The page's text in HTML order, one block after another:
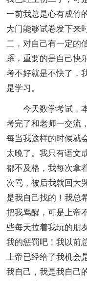
一前我总是心有成竹
大门能够试卷发下来
二，对自己有一定的
系，重要的是自己快
考不好就是不快了，
是学习。
今天数学考试，本
考完了和老师一交流
每当我这样的时候就
太晚了。我只有语文
都不及格，我每次拿
次骂，被后我就回大
是我自己找的！我总
把我骂醒，可是上帝
些每天拉着我玩的朋
我的惩罚吧！我以前
上帝已经给了我机会
我自己，我是我自己